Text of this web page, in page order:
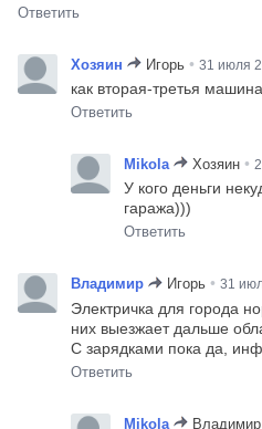
Ответить
Хозяин Игорь • 31 июля
как вторая-третья
Ответить
Mikola Хозяин •
У кого деньги
гаража)))
Ответить
Владимир Игорь • 31
Электричка для города
них выезжает дальше
С зарядками пока да,
Ответить
Mikola Владимир